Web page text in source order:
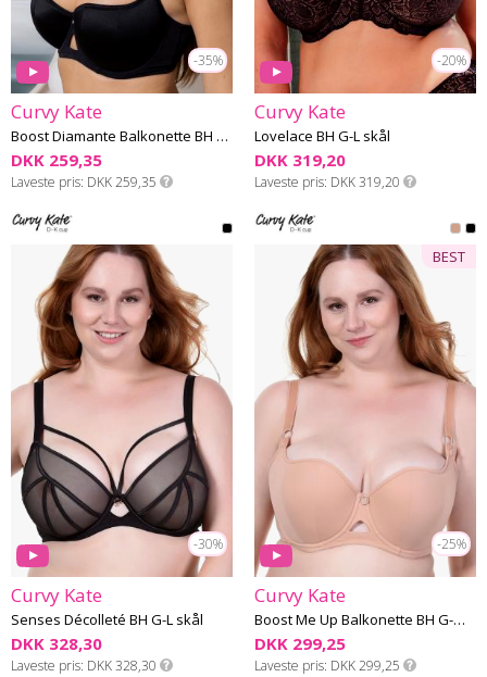
-35%
Curvy Kate
Boost Diamante Balkonette BH G-L skål
DKK 259,35
Laveste pris DKK 259,35
-20%
Curvy Kate
Lovelace BH G-L skål
DKK 319,20
Laveste pris DKK 319,20
-30%
Curvy Kate
Senses Décolleté BH G-L skål
DKK 328,30
Laveste pris DKK 328,30
-25%
BEST
Curvy Kate
Boost Me Up Balkonette BH G-M skål
DKK 299,25
Laveste pris DKK 299,25